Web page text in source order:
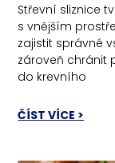
Střevní sliznice
s vnějším
zajistit správné
zároveň chránit
do krevního
ČÍST VÍCE >